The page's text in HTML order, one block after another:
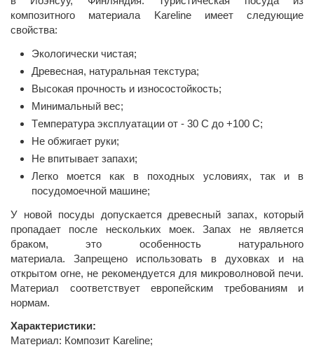
композитного материала Kareline имеет следующие
свойства:
Экологически чистая;
Древесная, натуральная текстура;
Высокая прочность и износостойкость;
Минимальный вес;
Tемпература эксплуатации от - 30 C до +100 C;
Не обжигает руки;
Не впитывает запахи;
Легко моется как в походных условиях, так и в
посудомоечной машине;
У новой посуды допускается древесный запах, который
пропадает после нескольких моек. Запах не является
браком, это особенность натурального
материала. Запрещено использовать в духовках и на
открытом огне, не рекомендуется для микроволновой печи.
Материал соответствует европейским требованиям и
нормам.
Характеристики:
Материал: Композит Kareline;